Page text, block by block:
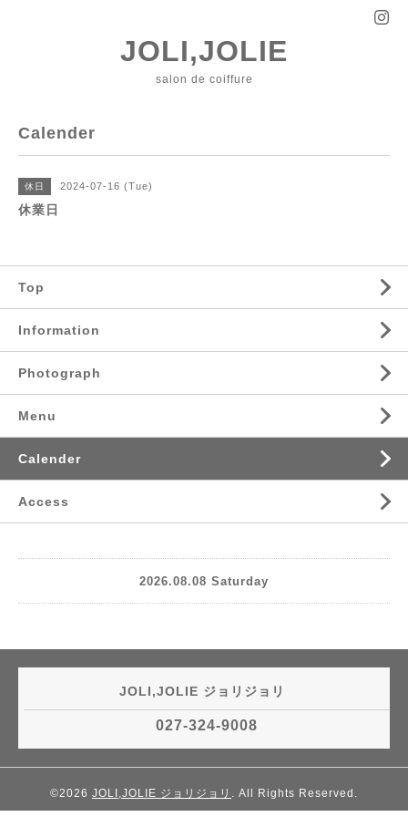
JOLI,JOLIE
salon de coiffure
Calender
休日 2024-07-16 (Tue)
休業日
Top
Information
Photograph
Menu
Calender
Access
2026.08.08 Saturday
JOLI,JOLIE ジョリジョリ
027-324-9008
©2026 JOLI,JOLIE ジョリジョリ . All Rights Reserved.